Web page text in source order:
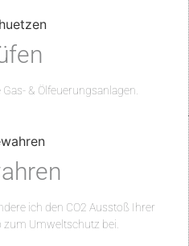
& Ölfeuerungsanlagen.
ich den CO2 Ausstoß Ihrer
zum Umweltschutz bei.